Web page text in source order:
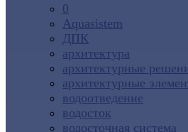
0
Aquasistem
ДПК
архитектура
архитектурные
архитектурные
водоотведение
водосток
водосточная система